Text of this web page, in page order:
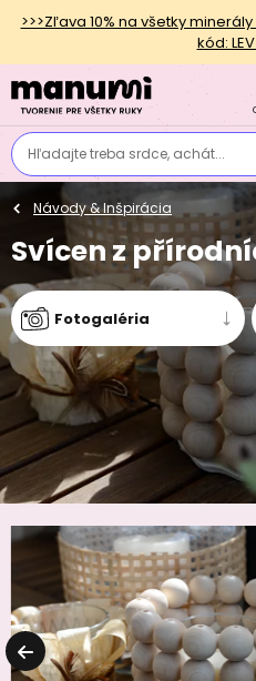
>>>Zľava 10% na všetky
kód:
Hľadajte treba srdce, achát...
Návody & Inšpirácia
Svícen z
Fotogaléria